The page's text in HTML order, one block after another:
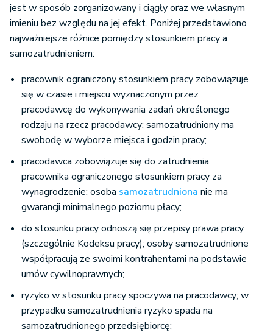
jest w sposób zorganizowany i ciągły oraz we własnym
imieniu bez względu na jej efekt. Poniżej przedstawiono
najważniejsze różnice pomiędzy stosunkiem pracy a
samozatrudnieniem:
pracownik ograniczony stosunkiem pracy zobowiązuje
się w czasie i miejscu wyznaczonym przez
pracodawcę do wykonywania zadań określonego
rodzaju na rzecz pracodawcy; samozatrudniony ma
swobodę w wyborze miejsca i godzin pracy;
pracodawca zobowiązuje się do zatrudnienia
pracownika ograniczonego stosunkiem pracy za
wynagrodzenie; osoba samozatrudniona nie ma
gwarancji minimalnego poziomu płacy;
do stosunku pracy odnoszą się przepisy prawa pracy
(szczególnie Kodeksu pracy); osoby samozatrudnione
współpracują ze swoimi kontrahentami na podstawie
umów cywilnoprawnych;
ryzyko w stosunku pracy spoczywa na pracodawcy; w
przypadku samozatrudnienia ryzyko spada na
samozatrudnionego przedsiębiorcę;